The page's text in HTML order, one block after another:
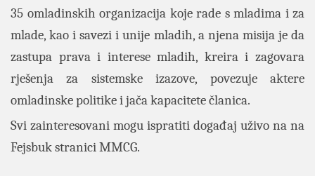
35 omladinskih organizacija koje rade s mladima i za
mlade, kao i savezi i unije mladih, a njena misija je da
zastupa prava i interese mladih, kreira i zagovara
rješenja za sistemske izazove, povezuje aktere
omladinske politike i jača kapacitete članica.
Svi zainteresovani mogu ispratiti događaj uživo na na
Fejsbuk stranici MMCG.